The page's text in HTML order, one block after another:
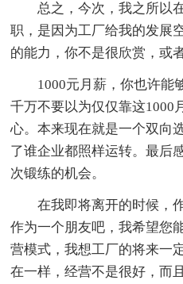
总之，今次，我之所以
职，是因为工厂给我的发展
的能力，你不是很欣赏，或
1000元月薪，你也许能
千万不要以为仅仅靠这1000
心。本来现在就是一个双向
了谁企业都照样运转。最后
次锻练的机会。
在我即将离开的时候，
作为一个朋友吧，我希望您
营模式，我想工厂的将来一
在一样，经营不是很好，而